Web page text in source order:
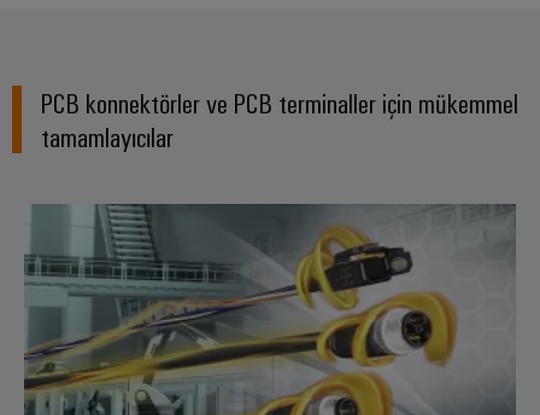
2003
2013
2022
PCB konnektörler ve PCB terminaller için mükemmel
tamamlayıcılar
Single Pair Ethernet